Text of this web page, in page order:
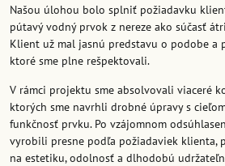
Našou úlohou bolo splniť požiadavku
pútavý vodný prvok z nereze ako súčasť
Klient už mal jasnú predstavu o podobe a
ktoré sme plne rešpektovali.
V rámci projektu sme absolvovali viaceré
ktorých sme navrhli drobné úpravy s
funkčnosť prvku. Po vzájomnom
vyrobili presne podľa požiadaviek klienta,
na estetiku, odolnosť a dlhodobú